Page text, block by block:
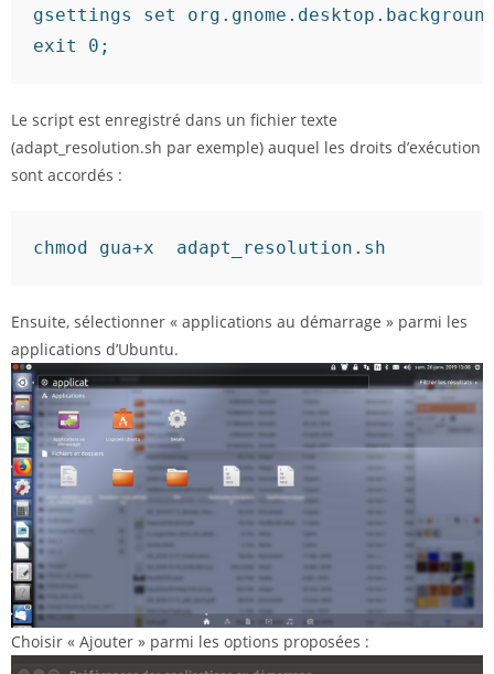
gsettings set
exit 0;
Le script est enregistré dans un fichier texte
(adapt_resolution.sh par exemple) auquel les droits d’exécution
sont accordés :
chmod gua+x  adapt_resolution.sh
Ensuite, sélectionner « applications au démarrage » parmi les
applications d’Ubuntu.
Choisir « Ajouter » parmi les options proposées :